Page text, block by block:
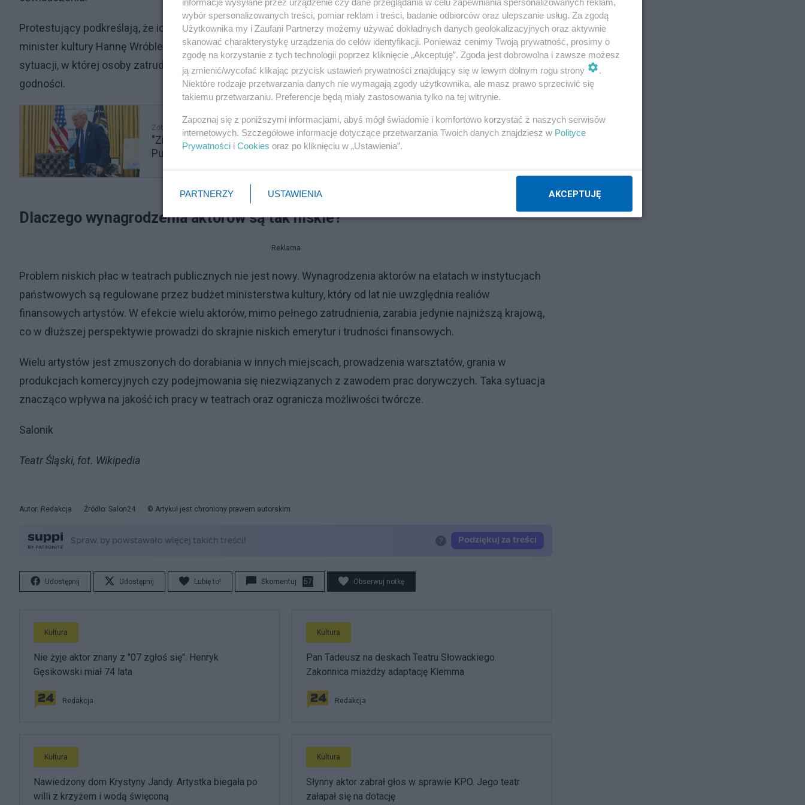
Protestujący podkreślają, że ich sprzeciw nie jest wymierzony w dyrekcję teatru, a w politykę rządu oraz
minister kultury Hannę Wróblewską. Artyści zwracają uwagę, że państwo polskie nie powinno dopuszczać do
sytuacji, w której osoby zatrudnione na etatach w instytucjach kultury żyją w warunkach uwłaczających ich
godności.
Zobacz także
"Zimny prysznic dla Europy" i "kapitulacja". Niepokój po rozmowie Trumpa z
Putinem
Dlaczego wynagrodzenia aktorów są tak niskie?
Reklama
Problem niskich płac w teatrach publicznych nie jest nowy. Wynagrodzenia aktorów na etatach w instytucjach
państwowych są regulowane przez budżet ministerstwa kultury, który od lat nie uwzględnia realiów
finansowych artystów. W efekcie wielu aktorów, mimo pełnego zatrudnienia, zarabia jedynie najniższą krajową,
co w dłuższej perspektywie prowadzi do skrajnie niskich emerytur i trudności finansowych.
Wielu artystów jest zmuszonych do dorabiania w innych miejscach, prowadzenia warsztatów, grania w
produkcjach komercyjnych czy podejmowania się niezwiązanych z zawodem prac dorywczych. Taka sytuacja
znacząco wpływa na jakość ich pracy w teatrach oraz ogranicza możliwości twórcze.
Salonik
Teatr Śląski, fot. Wikipedia
Autor: Redakcja Źródło: Salon24 © Artykuł jest chroniony prawem autorskim.
Udostępnij Udostępnij Lubię to! Skomentuj 57 Obserwuj notkę
Kultura
Nie żyje aktor znany z "07 zgłoś się". Henryk
Gęsikowski miał 74 lata
Redakcja
Kultura
Pan Tadeusz na deskach Teatru Słowackiego.
Zakonnica miażdży adaptację Klemma
Redakcja
Kultura
Nawiedzony dom Krystyny Jandy. Artystka biegała po
willi z krzyżem i wodą święconą
Kultura
Słynny aktor zabrał głos w sprawie KPO. Jego teatr
załapał się na dotację
wybór spersonalizowanych treści, pomiar reklam i treści, badanie odbiorców oraz ulepszanie usług. Za zgodą
Użytkownika my i Zaufani Partnerzy możemy używać dokładnych danych geolokalizacyjnych oraz aktywnie
skanować charakterystykę urządzenia do celów identyfikacji. Ponieważ cenimy Twoją prywatność, prosimy o
zgodę na korzystanie z tych technologii poprzez kliknięcie „Akceptuję”. Zgoda jest dobrowolna i zawsze możesz
ją zmienić/wycofać klikając przycisk ustawień prywatności znajdujący się w lewym dolnym rogu strony
.
Niektóre rodzaje przetwarzania danych nie wymagają zgody użytkownika, ale masz prawo sprzeciwić się
takiemu przetwarzaniu. Preferencje będą miały zastosowania tylko na tej witrynie.
Zapoznaj się z poniższymi informacjami, abyś mógł świadomie i komfortowo korzystać z naszych serwisów
internetowych. Szczegółowe informacje dotyczące przetwarzania Twoich danych znajdziesz w Polityce
Prywatności i Cookies oraz po kliknięciu w „Ustawienia”.
PARTNERZY USTAWIENIA AKCEPTUJĘ